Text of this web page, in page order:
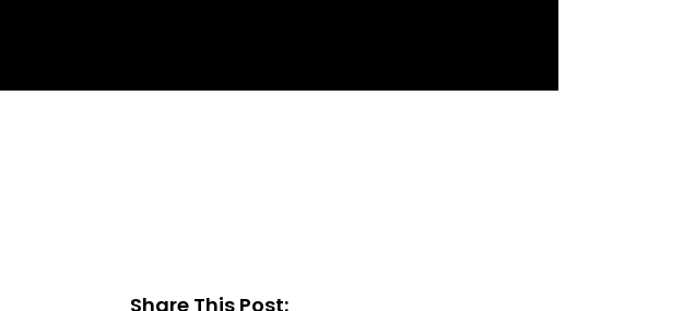
Share This Post: